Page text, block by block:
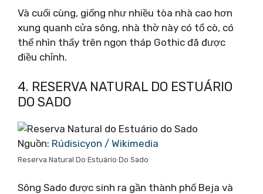
Và cuối cùng, giống như nhiều tòa nhà cao hơn
xung quanh cửa sông, nhà thờ này có tổ cò, có
thể nhìn thấy trên ngọn tháp Gothic đã được
điều chỉnh.
4. RESERVA NATURAL DO ESTUÁRIO
DO SADO
Nguồn: Rúdisicyon / Wikimedia
Reserva Natural Do Estuário Do Sado
Sông Sado được sinh ra gần thành phố Beja và